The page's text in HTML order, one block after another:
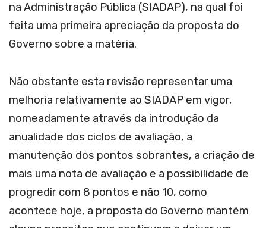
na Administração Pública (SIADAP), na qual foi
feita uma primeira apreciação da proposta do
Governo sobre a matéria.
Não obstante esta revisão representar uma
melhoria relativamente ao SIADAP em vigor,
nomeadamente através da introdução da
anualidade dos ciclos de avaliação, a
manutenção dos pontos sobrantes, a criação de
mais uma nota de avaliação e a possibilidade de
progredir com 8 pontos e não 10, como
acontece hoje, a proposta do Governo mantém